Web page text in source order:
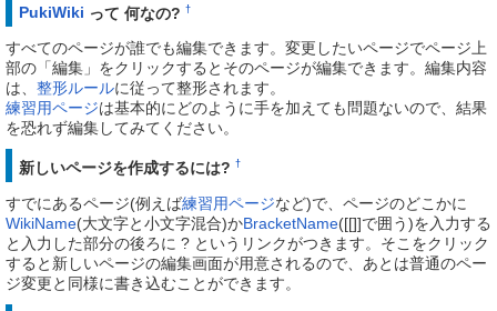
PukiWiki って 何なの? †
すべてのページが誰でも編集できます。変更したいページでページ上
部の「編集」をクリックするとそのページが編集できます。編集内容
は、 整形ルールに従って整形されます。
練習用ページは基本的にどのように手を加えても問題ないので、結果
を恐れず編集してみてください。
新しいページを作成するには? †
すでにあるページ(例えば練習用ページなど)で、ページのどこかに
WikiName(大文字と小文字混合)かBracketName([[]]で囲う)を入力する
と入力した部分の後ろに ? というリンクがつきます。そこをクリック
すると新しいページの編集画面が用意されるので、あとは普通のペー
ジ変更と同様に書き込むことができます。